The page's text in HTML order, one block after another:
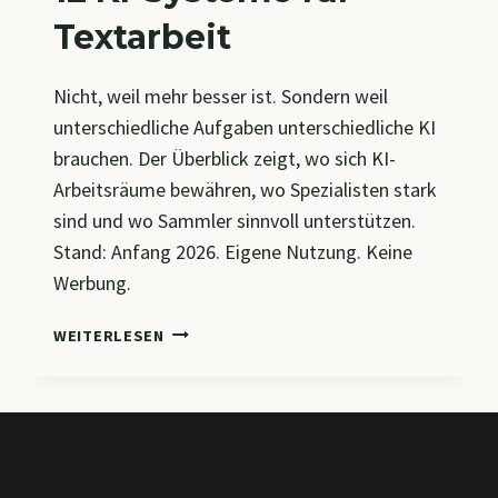
Textarbeit
Nicht, weil mehr besser ist. Sondern weil
unterschiedliche Aufgaben unterschiedliche KI
brauchen. Der Überblick zeigt, wo sich KI-
Arbeitsräume bewähren, wo Spezialisten stark
sind und wo Sammler sinnvoll unterstützen.
Stand: Anfang 2026. Eigene Nutzung. Keine
Werbung.
WEITERLESEN 12